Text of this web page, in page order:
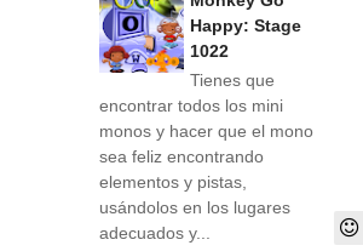
Happy: Stage
1022
Tienes que
encontrar todos los mini
monos y hacer que el mono
sea feliz encontrando
elementos y pistas,
usándolos en los lugares
adecuados y...